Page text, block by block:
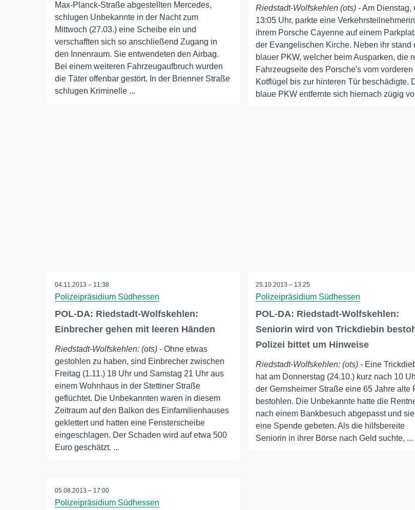
Max-Planck-Straße abgestellten Mercedes,
schlugen Unbekannte in der Nacht zum
Mittwoch (27.03.) eine Scheibe ein und
verschafften sich so anschließend Zugang in
den Innenraum. Sie entwendeten den Airbag.
Bei einem weiteren Fahrzeugaufbruch wurden
die Täter offenbar gestört. In der Brienner Straße
schlugen Kriminelle ...
Riedstadt-Wolfskehlen (ots)- Am Dienstag,
13:05 Uhr, parkte eine
ihrem Porsche Cayenne auf einem
der Evangelischen Kirche. Neben ihr stand
blauer PKW, welcher beim Ausparken, die
Fahrzeugseite des Porsche's vom vorderen
Kotflügel bis zur hinteren Tür beschädigte.
blaue PKW entfernte sich hiernach zügig
04.11.2013 – 11:38
Polizeipräsidium Südhessen
POL-DA: Riedstadt-Wolfskehlen:
Einbrecher gehen mit leeren Händen
Riedstadt-Wolfskehlen: (ots) - Ohne etwas
gestohlen zu haben, sind Einbrecher zwischen
Freitag (1.11.) 18 Uhr und Samstag 21 Uhr aus
einem Wohnhaus in der Stettiner Straße
geflüchtet. Die Unbekannten waren in diesem
Zeitraum auf den Balkon des Einfamilienhauses
geklettert und hatten eine Fensterscheibe
eingeschlagen. Der Schaden wird auf etwa 500
Euro geschätzt. ...
25.10.2013 – 13:25
Polizeipräsidium Südhessen
POL-DA: Riedstadt-Wolfskehlen:
Seniorin wird von Trickdiebin
Polizei bittet um Hinweise
Riedstadt-Wolfskehlen: (ots)- Eine
hat am Donnerstag (24.10.) kurz nach 10
der Gernsheimer Straße eine 65 Jahre alte
bestohlen. Die Unbekannte hatte die
nach einem Bankbesuch abgepasst und
eine Spende gebeten. Als die hilfsbereite
Seniorin in ihrer Börse nach Geld suchte, ...
05.08.2013 – 17:00
Polizeipräsidium Südhessen